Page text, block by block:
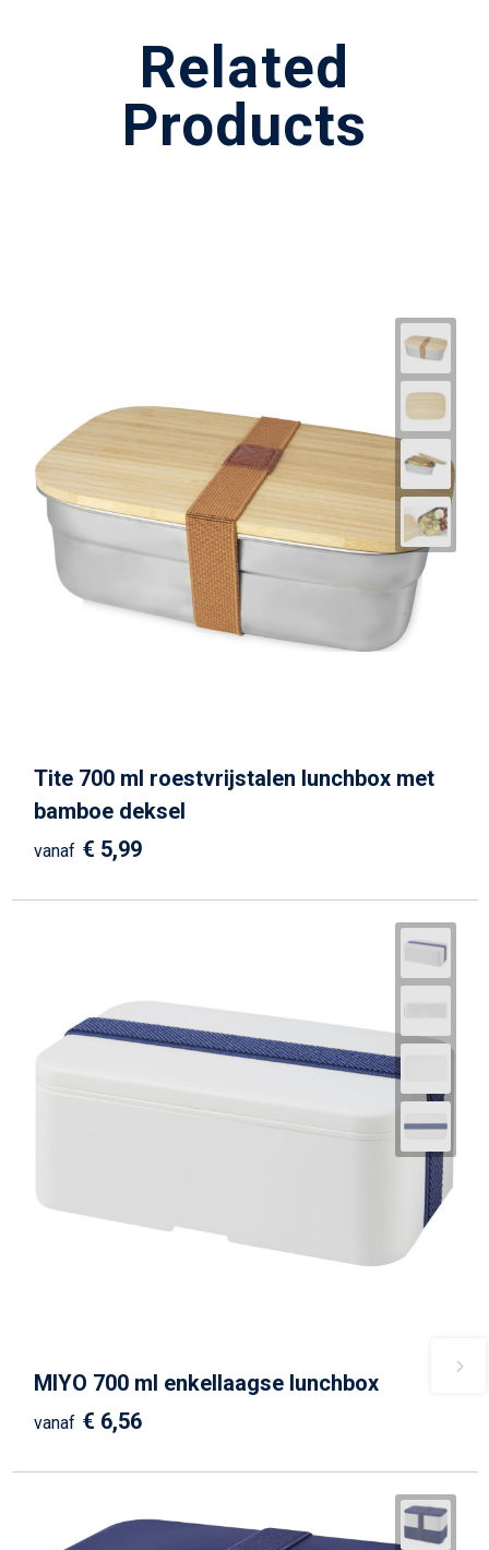
Related
Products
Tite 700 ml roestvrijstalen lunchbox met
bamboe deksel
vanaf € 5,99
MIYO 700 ml enkellaagse lunchbox
vanaf € 6,56